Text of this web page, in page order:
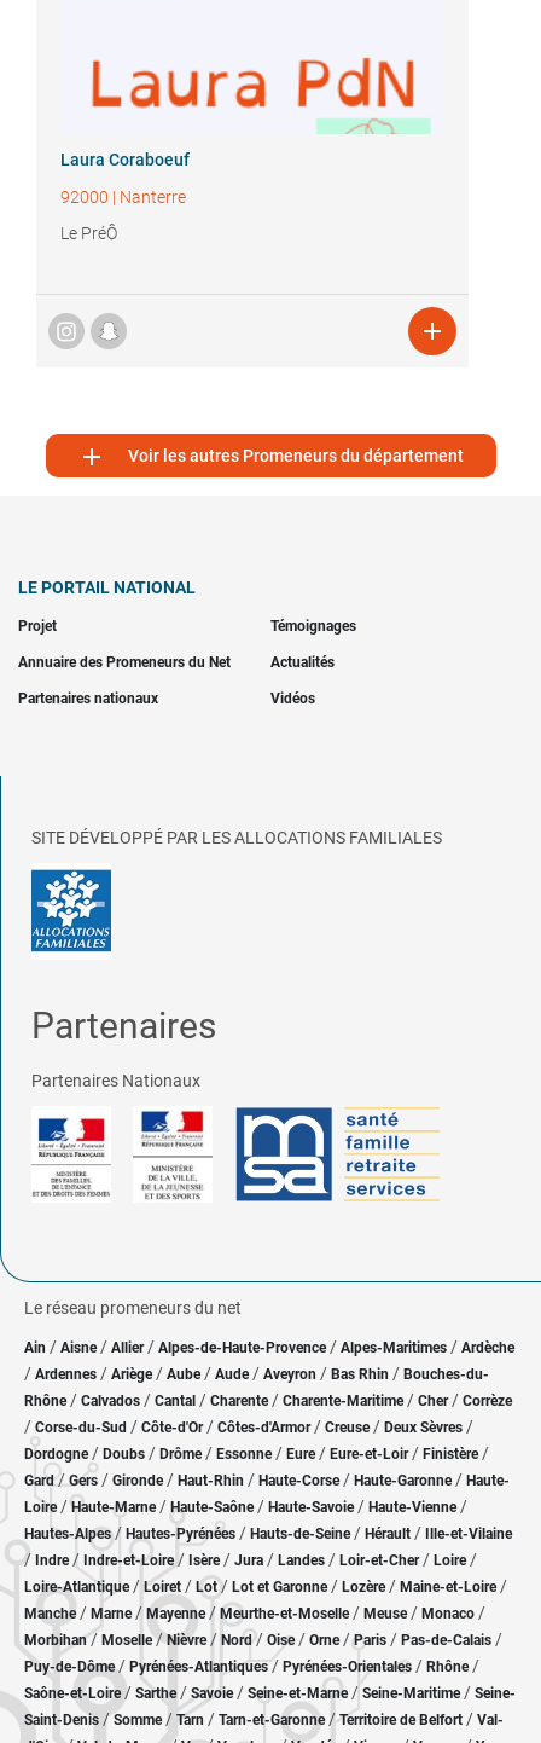
Laura Coraboeuf
92000 | Nanterre
Le PréÔ

 Voir les autres Promeneurs du département
LE PORTAIL NATIONAL
Projet Témoignages
Annuaire des Promeneurs du Net Actualités
Partenaires nationaux Vidéos
SITE DÉVELOPPÉ PAR LES ALLOCATIONS FAMILIALES
Partenaires
Partenaires Nationaux
Le réseau promeneurs du net
Ain / Aisne/ Allier/ Alpes-de-Haute-Provence / Alpes-Maritimes / Ardèche
/ Ardennes / Ariège/ Aube/ Aude / Aveyron / Bas Rhin / Bouches-du-
Rhône/ Calvados / Cantal / Charente / Charente-Maritime/ Cher / Corrèze
/ Corse-du-Sud / Côte-d'Or / Côtes-d'Armor/ Creuse/ Deux Sèvres /
Dordogne/ Doubs / Drôme/ Essonne / Eure/ Eure-et-Loir / Finistère/
Gard/Gers / Gironde/ Haut-Rhin / Haute-Corse/ Haute-Garonne/ Haute-
Loire/Haute-Marne/ Haute-Saône/ Haute-Savoie/ Haute-Vienne/
Hautes-Alpes/ Hautes-Pyrénées / Hauts-de-Seine/ Hérault / Ille-et-Vilaine
/ Indre/ Indre-et-Loire/ Isère/ Jura / Landes / Loir-et-Cher/ Loire/
Loire-Atlantique/ Loiret / Lot/ Lot et Garonne/ Lozère / Maine-et-Loire/
Manche/ Marne/ Mayenne/ Meurthe-et-Moselle/ Meuse/ Monaco /
Morbihan/ Moselle/ Nièvre / Nord/ Oise / Orne/Paris / Pas-de-Calais /
Puy-de-Dôme/ Pyrénées-Atlantiques / Pyrénées-Orientales / Rhône/
Saône-et-Loire/ Sarthe/ Savoie/ Seine-et-Marne/ Seine-Maritime/ Seine-
Saint-Denis /Somme/ Tarn / Tarn-et-Garonne/Territoire de Belfort / Val-